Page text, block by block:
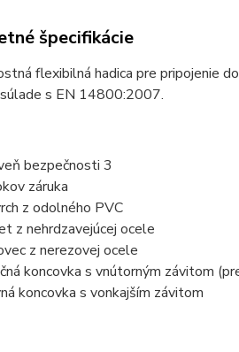
špecifikácie
flexibilná hadica pre pripojenie
s EN 14800:2007.
bezpečnosti 3
záruka
z odolného PVC
z nehrdzavejúcej ocele
z nerezovej ocele
koncovka s vnútorným závitom
koncovka s vonkajším závitom